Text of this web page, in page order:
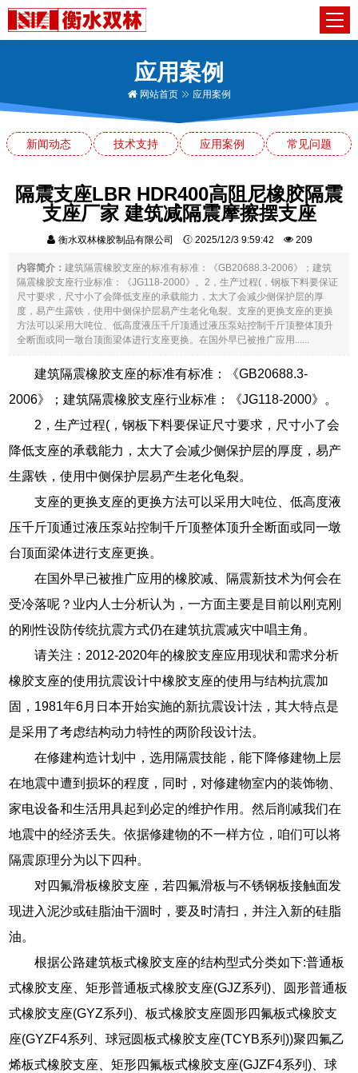
应用案例
网站首页 应用案例
新闻动态 技术支持 应用案例 常见问题
隔震支座LBR HDR400高阻尼橡胶隔震
支座厂家 建筑减隔震摩擦摆支座
衡水双林橡胶制品有限公司 2025/12/3 9:59:42 209
内容简介：建筑隔震橡胶支座的标准有标准：《GB20688.3-2006》；建筑
隔震橡胶支座行业标准：《JG118-2000》。2，生产过程(，钢板下料要保证
尺寸要求，尺寸小了会降低支座的承载能力，太大了会减少侧保护层的厚
度，易产生露铁，使用中侧保护层易产生老化龟裂。支座的更换支座的更换
方法可以采用大吨位、低高度液压千斤顶通过液压泵站控制千斤顶整体顶升
全断面或同一墩台顶面梁体进行支座更换。在国外早已被推广应用......
建筑隔震橡胶支座的标准有标准：《GB20688.3-
2006》；建筑隔震橡胶支座行业标准：《JG118-2000》。
2，生产过程(，钢板下料要保证尺寸要求，尺寸小了会
降低支座的承载能力，太大了会减少侧保护层的厚度，易产
生露铁，使用中侧保护层易产生老化龟裂。
支座的更换支座的更换方法可以采用大吨位、低高度液
压千斤顶通过液压泵站控制千斤顶整体顶升全断面或同一墩
台顶面梁体进行支座更换。
在国外早已被推广应用的橡胶减、隔震新技术为何会在
受冷落呢？业内人士分析认为，一方面主要是目前以刚克刚
的刚性设防传统抗震方式仍在建筑抗震减灾中唱主角。
请关注：2012-2020年的橡胶支座应用现状和需求分析
橡胶支座的使用抗震设计中橡胶支座的使用与结构抗震加
固，1981年6月日本开始实施的新抗震设计法，其大特点是
是采用了考虑结构动力特性的两阶段设计法。
在修建构造计划中，选用隔震技能，能下降修建物上层
在地震中遭到损坏的程度，同时，对修建物室内的装饰物、
家电设备和生活用具起到必定的维护作用。然后削减我们在
地震中的经济丢失。依据修建物的不一样方位，咱们可以将
隔震原理分为以下四种。
对四氟滑板橡胶支座，若四氟滑板与不锈钢板接触面发
现进入泥沙或硅脂油干涸时，要及时清扫，并注入新的硅脂
油。
根据公路建筑板式橡胶支座的结构型式分类如下:普通板
式橡胶支座、矩形普通板式橡胶支座(GJZ系列)、圆形普通板
式橡胶支座(GYZ系列)、板式橡胶支座圆形四氟板式橡胶支
座(GYZF4系列、球冠圆板式橡胶支座(TCYB系列))聚四氟乙
烯板式橡胶支座、矩形四氟板式橡胶支座(GJZF4系列)、球